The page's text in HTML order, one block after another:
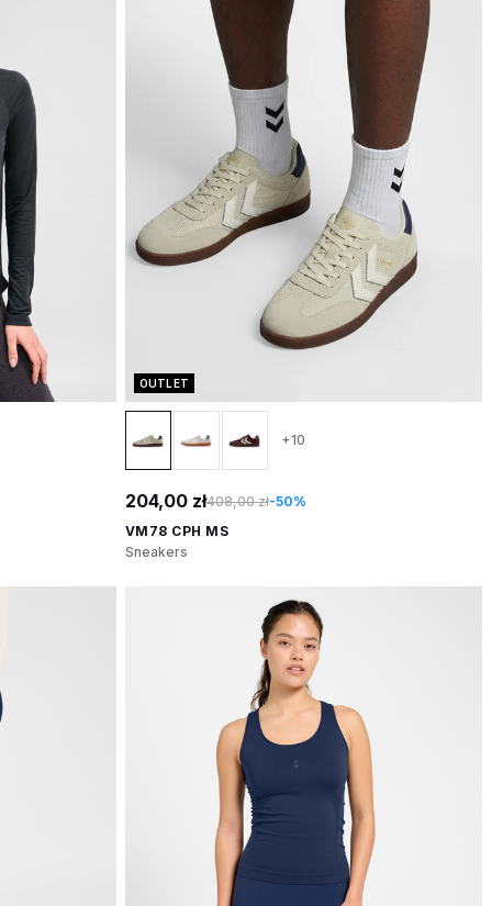
OUTLET
+10
204,00 zł408,00 zł-50%
VM78 CPH MS
Sneakers